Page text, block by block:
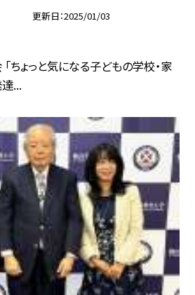
更新日 2025/01/03
ちょっと気になる子どもの学校・家
...